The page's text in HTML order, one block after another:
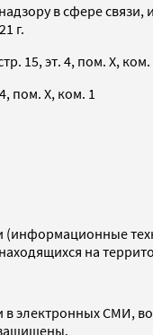
в сфере
г.
15, эт. 4, пом. X, ком.
пом. X, ком. 1
на
электронных СМИ,